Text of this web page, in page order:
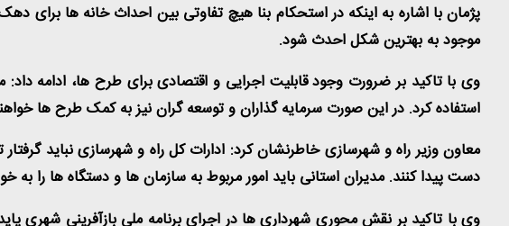
پژمان با اشاره به اینکه در استحکام بنا هیچ تفاوتی بین احداث خانه ها برای
موجود به بهترین شکل احدث شود.
وی با تاکید بر ضرورت وجود قابلیت اجرایی و اقتصادی برای طرح ها، ادامه
استفاده کرد. در این صورت سرمایه گذاران و توسعه گران نیز به کمک طرح ها
معاون وزیر راه و شهرسازی خاطرنشان کرد: ادارات کل راه و شهرسازی نباید
دست پیدا کنند. مدیران استانی باید امور مربوط به سازمان ها و دستگاه ها را به
وی با تاکید بر نقش محوری شهرداری ها در اجرای برنامه ملی بازآفرینی شهری